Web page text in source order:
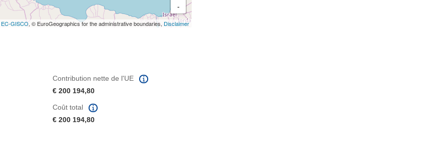
-
EC-GISCO, © EuroGeographics for the administrative boundaries, Disclaimer
Contribution nette de l'UE
€ 200 194,80
Coût total
€ 200 194,80